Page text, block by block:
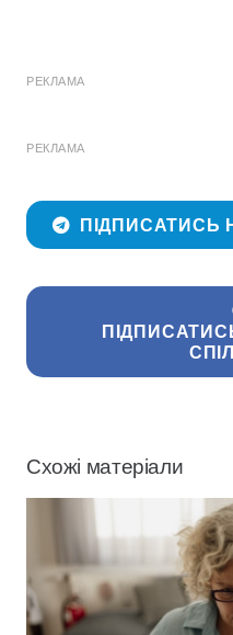
РЕКЛАМА
РЕКЛАМА
ПІДПИСАТИСЬ
Схожі матеріали